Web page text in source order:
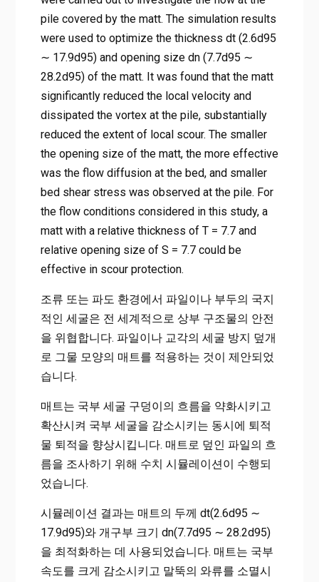
pile covered by the matt. The simulation results
were used to optimize the thickness dt (2.6d95
∼ 17.9d95) and opening size dn (7.7d95 ∼
28.2d95) of the matt. It was found that the matt
significantly reduced the local velocity and
dissipated the vortex at the pile, substantially
reduced the extent of local scour. The smaller
the opening size of the matt, the more effective
was the flow diffusion at the bed, and smaller
bed shear stress was observed at the pile. For
the flow conditions considered in this study, a
matt with a relative thickness of T = 7.7 and
relative opening size of S = 7.7 could be
effective in scour protection.
조류 또는 파도 환경에서 파일이나 부두의 국지
적인 세굴은 전 세계적으로 상부 구조물의 안전
을 위협합니다. 파일이나 교각의 세굴 방지 덮개
로 그물 모양의 매트를 적용하는 것이 제안되었
습니다.
매트는 국부 세굴 구덩이의 흐름을 약화시키고
확산시켜 국부 세굴을 감소시키는 동시에 퇴적
물 퇴적을 향상시킵니다. 매트로 덮인 파일의 흐
름을 조사하기 위해 수치 시뮬레이션이 수행되
었습니다.
시뮬레이션 결과는 매트의 두께 dt(2.6d95 ∼
17.9d95)와 개구부 크기 dn(7.7d95 ∼ 28.2d95)
을 최적화하는 데 사용되었습니다. 매트는 국부
속도를 크게 감소시키고 말뚝의 와류를 소멸시